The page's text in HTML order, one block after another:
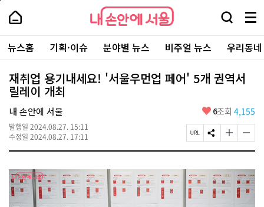
본
로
가
내
손
안
에
서
울
-
서
울
시
대
표
소
통
포
내
손
에
울
검
창
열
기
메
뉴
전
체
보
주
요
서
뉴스홈 기획·이슈 분야별 뉴스 비주얼 뉴스 우리동
재취업 용기내세요! '서울우먼업 페어' 5개 권역서
릴레이 개최
내 손안에 서울
발행일 2024.08.27. 15:11
수정일 2024.08.27. 17:11
좋
요
6조회 4,155
페
이
U
R
L
복
S
N
공
유
하
기
글
자
기
크
게
변
글
자
기
작
게
변
페
상
단
로